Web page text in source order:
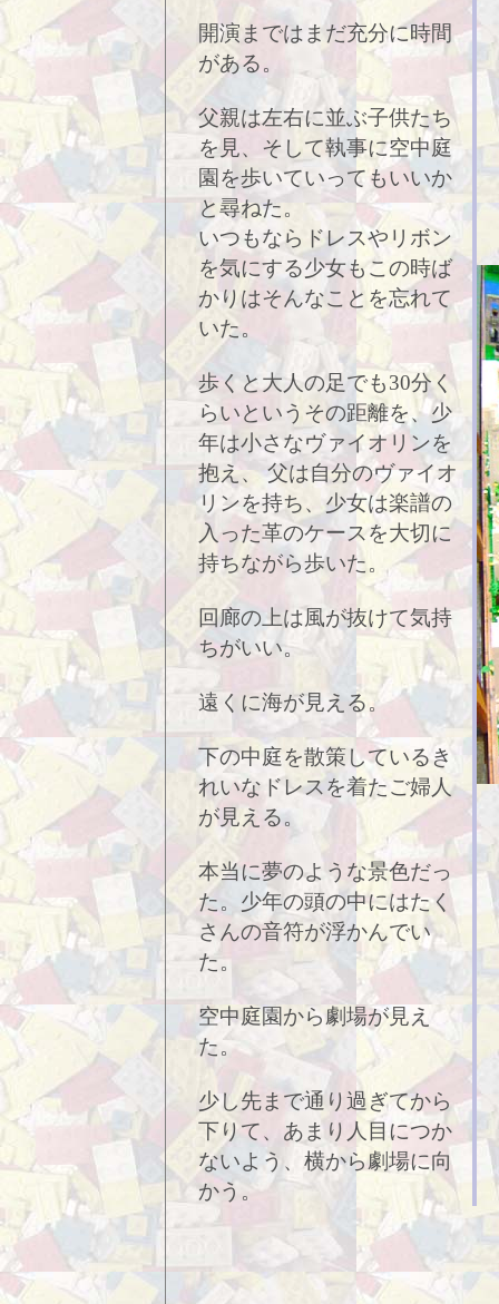
開演まではまだ充分に時間
がある。
父親は左右に並ぶ子供たち
を見、そして執事に空中庭
園を歩いていってもいいか
と尋ねた。
いつもならドレスやリボン
を気にする少女もこの時ば
かりはそんなことを忘れて
いた。
歩くと大人の足でも30分く
らいというその距離を、少
年は小さなヴァイオリンを
抱え、 父は自分のヴァイオ
リンを持ち、少女は楽譜の
入った革のケースを大切に
持ちながら歩いた。
回廊の上は風が抜けて気持
ちがいい。
遠くに海が見える。
下の中庭を散策しているき
れいなドレスを着たご婦人
が見える。
本当に夢のような景色だっ
た。少年の頭の中にはたく
さんの音符が浮かんでい
た。
空中庭園から劇場が見え
た。
少し先まで通り過ぎてから
下りて、あまり人目につか
ないよう、横から劇場に向
かう。